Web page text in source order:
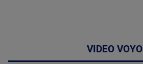
VIDEO VOYO